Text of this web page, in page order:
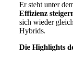
Er steht unter
Effizienz
sich wieder
Hybrids.
Die Highlights